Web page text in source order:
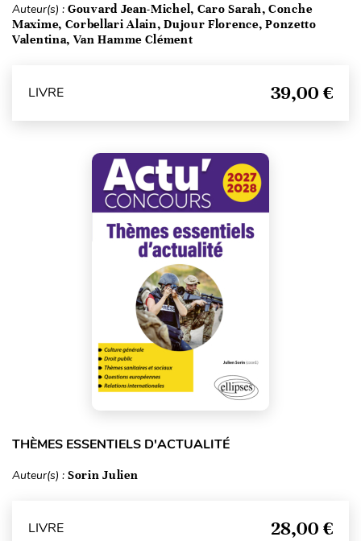
Auteur(s) : Gouvard Jean-Michel, Caro Sarah, Conche
Maxime, Corbellari Alain, Dujour Florence, Ponzetto
Valentina, Van Hamme Clément
LIVRE 39,00 €
THÈMES ESSENTIELS D'ACTUALITÉ
Auteur(s) : Sorin Julien
LIVRE 28,00 €